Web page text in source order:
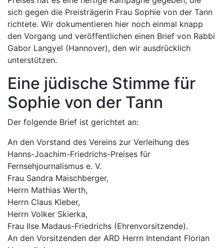
sich gegen die Preisträgerin Frau Sophie von der Tann
richtete. Wir dokumentieren hier noch einmal knapp
den Vorgang und veröffentlichen einen Brief von Rabbi
Gabor Langyel (Hannover), den wir ausdrücklich
unterstützen.
Eine jüdische Stimme für
Sophie von der Tann
Der folgende Brief ist gerichtet an:
An den Vorstand des Vereins zur Verleihung des
Hanns-Joachim-Friedrichs-Preises für
Fernsehjournalismus e. V.
Frau Sandra Maischberger,
Herrn Mathias Werth,
Herrn Claus Kleber,
Herrn Volker Skierka,
Frau Ilse Madaus-Friedrichs (Ehrenvorsitzende).
An den Vorsitzenden der ARD Herrn Intendant Florian